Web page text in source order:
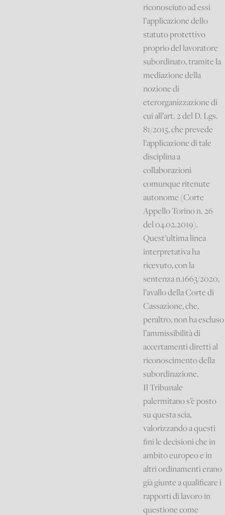
riconosciuto ad essi
l’applicazione dello
statuto protettivo
proprio del lavoratore
subordinato, tramite la
mediazione della
nozione di
eterorganizzazione di
cui all’art. 2 del D. Lgs.
81/2015, che prevede
l’applicazione di tale
disciplina a
collaborazioni
comunque ritenute
autonome (Corte
Appello Torino n. 26
del 04.02.2019).
Quest’ultima linea
interpretativa ha
ricevuto, con la
sentenza n.1663/2020,
l’avallo della Corte di
Cassazione, che,
peraltro, non ha escluso
l’ammissibilità di
accertamenti diretti al
riconoscimento della
subordinazione.
Il Tribunale
palermitano s’è posto
su questa scia,
valorizzando a questi
fini le decisioni che in
ambito europeo e in
altri ordinamenti erano
già giunte a qualificare i
rapporti di lavoro in
questione come